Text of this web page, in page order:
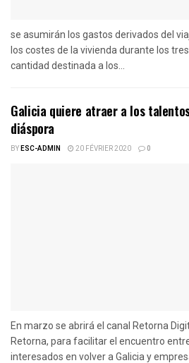
se asumirán los gastos derivados del
los costes de la vivienda durante los
cantidad destinada a los...
Galicia quiere atraer a los
diáspora
BYESC-ADMIN 20 FÉVRIER 2020 0
En marzo se abrirá el canal Retorna
Retorna, para facilitar el encuentro
interesados en volver a Galicia y